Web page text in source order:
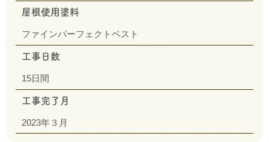
屋根使用塗料
ファインパーフェクトベスト
工事日数
15日間
工事完了月
2023年３月